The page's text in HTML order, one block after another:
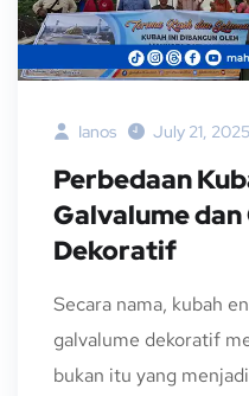
Ianos July 21, 2025
Perbedaan
Galvalume
Dekoratif
Secara nama, kubah
galvalume dekoratif
bukan itu yang